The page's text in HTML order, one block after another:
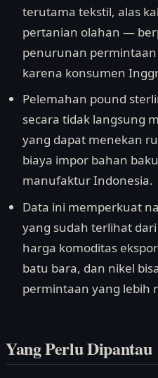
terutama tekstil, alas
pertanian olahan —
penurunan permintaan
karena konsumen
Pelemahan pound
secara tidak langsung
yang dapat menekan
biaya impor bahan
manufaktur Indonesia.
Data ini memperkuat
yang sudah terlihat
harga komoditas
batu bara, dan nikel
permintaan yang lebih
Yang Perlu Dipantau